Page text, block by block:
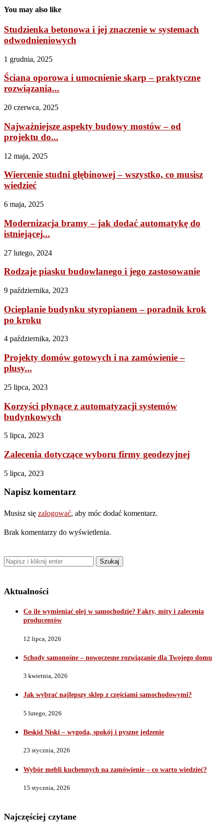
You may also like
Studzienka betonowa i jej znaczenie w systemach
odwodnieniowych
1 grudnia, 2025
Ściana oporowa i umocnienie skarp – praktyczne
rozwiązania...
20 czerwca, 2025
Najważniejsze aspekty budowy mostów – od
projektu do...
12 maja, 2025
Wiercenie studni głębinowej – wszystko, co musisz
wiedzieć
6 maja, 2025
Modernizacja bramy – jak dodać automatykę do
istniejącej...
27 lutego, 2024
Rodzaje piasku budowlanego i jego zastosowanie
9 października, 2023
Ocieplanie budynku styropianem – poradnik krok
po kroku
4 października, 2023
Projekty domów gotowych i na zamówienie –
plusy...
25 lipca, 2023
Korzyści płynące z automatyzacji systemów
budynkowych
5 lipca, 2023
Zalecenia dotyczące wyboru firmy geodezyjnej
5 lipca, 2023
Napisz komentarz
Musisz się zalogować, aby móc dodać komentarz.
Brak komentarzy do wyświetlenia.
Aktualności
Co ile wymieniać olej w samochodzie? Fakty, mity i zalecenia
producentów
12 lipca, 2026
Schody samonośne – nowoczesne rozwiązanie dla Twojego domu
3 kwietnia, 2026
Jak wybrać najlepszy sklep z częściami samochodowymi?
5 lutego, 2026
Beskid Niski – wygoda, spokój i pyszne jedzenie
23 stycznia, 2026
Wybór mebli kuchennych na zamówienie – co warto wiedzieć?
15 stycznia, 2026
Najczęściej czytane